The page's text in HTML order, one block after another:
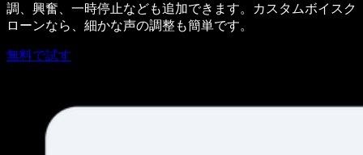
調、興奮、一時停止なども追加できます。カスタムボイスク
ローンなら、細かな声の調整も簡単です。
無料で試す